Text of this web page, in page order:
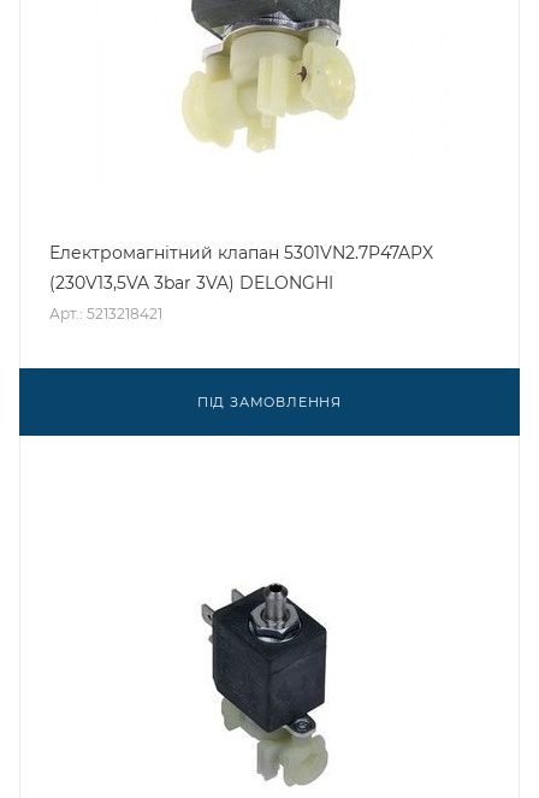
Електромагнітний клапан 5301VN2.7P47APX
(230V13,5VA 3bar 3VA) DELONGHI
Арт.: 5213218421
ПІД ЗАМОВЛЕННЯ